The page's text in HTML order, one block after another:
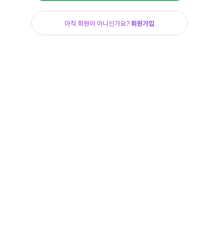
아직 회원이 아니신가요?회원가입